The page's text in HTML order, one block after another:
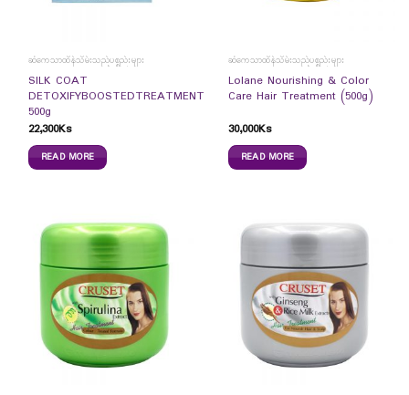
ဆံကေသာထိန်သိမ်းသည့်ပစ္စည်းများ
SILK COAT
DETOXIFYBOOSTEDTREATMENT
500g
22,300Ks
READ MORE
ဆံကေသာထိန်သိမ်းသည့်ပစ္စည်းများ
Lolane Nourishing & Color
Care Hair Treatment (500g)
30,000Ks
READ MORE